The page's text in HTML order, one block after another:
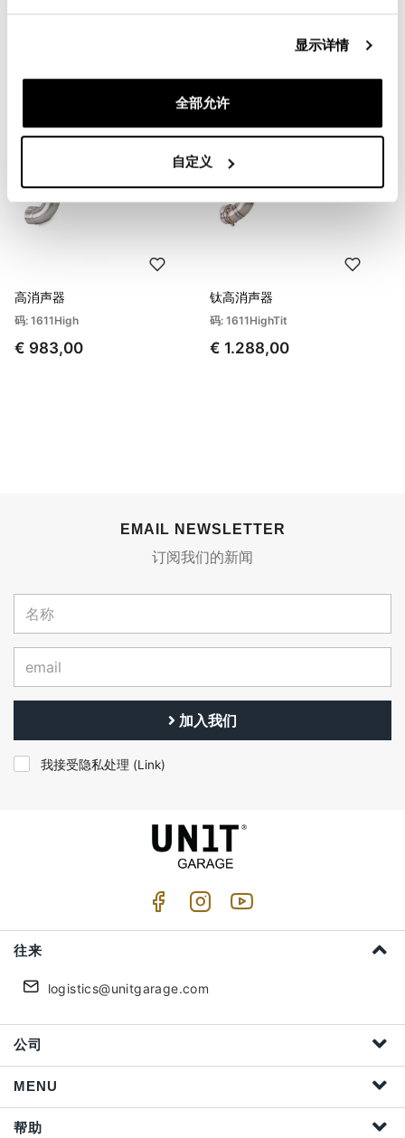
显示详情
全部允许
自定义
高消声器
码: 1611High
€ 983,00
钛高消声器
码: 1611HighTit
€ 1.288,00
EMAIL NEWSLETTER
订阅我们的新闻
加入我们
我接受隐私处理 (Link)
往来
logistics@unitgarage.com
公司
MENU
帮助